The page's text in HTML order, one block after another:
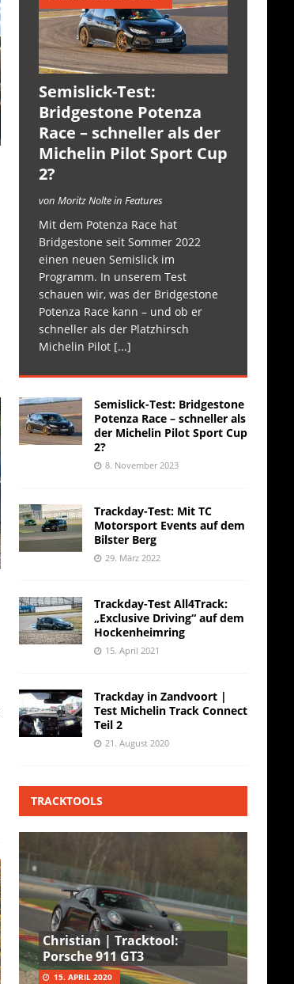
Semislick-Test:
Bridgestone Potenza
Race – schneller als der
Michelin Pilot Sport Cup
2?
von Moritz Nolte in Features
Mit dem Potenza Race hat
Bridgestone seit Sommer 2022
einen neuen Semislick im
Programm. In unserem Test
schauen wir, was der Bridgestone
Potenza Race kann – und ob er
schneller als der Platzhirsch
Michelin Pilot [...]
Semislick-Test: Bridgestone
Potenza Race – schneller als
der Michelin Pilot Sport Cup
2?
8. November 2023
Trackday-Test: Mit TC
Motorsport Events auf dem
Bilster Berg
29. März 2022
Trackday-Test All4Track:
„Exclusive Driving“ auf dem
Hockenheimring
15. April 2021
Trackday in Zandvoort |
Test Michelin Track Connect
Teil 2
21. August 2020
TRACKTOOLS
Christian | Tracktool:
Porsche 911 GT3
15. APRIL 2020